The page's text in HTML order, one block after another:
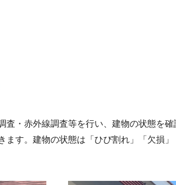
・赤外線調査等を行い、建物の状態を確
ます。建物の状態は「ひび割れ」「欠損」